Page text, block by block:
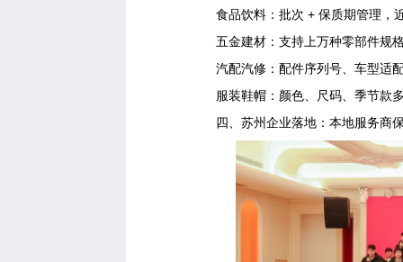
食品饮料：批次 + 保质期管理，
五金建材：支持上万种零部件规
汽配汽修：配件序列号、车型适
服装鞋帽：颜色、尺码、季节款
四、苏州企业落地：本地服务商